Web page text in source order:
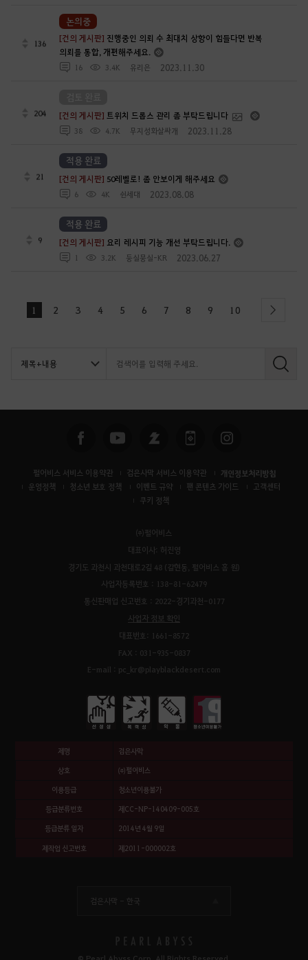
136
[건의 게시판] 진행중인 의뢰 수 최대치 상향이 힘들다면 반복
의뢰를 통합, 개편해주세요.
16 3.4K 유리은 2023.11.30
논의중
204 [건의 게시판] 트위치 드롭스 관리 좀 부탁드립니다
38 4.7K 무지성화살싸개 2023.11.28
21 [건의 게시판] 50레벨로! 좀 안보이게 해주세요
6 4K 쉰세대 2023.08.08
적용 완료
9 [건의 게시판] 요리 레시피 기능 개선 부탁드립니다.
1 3.2K 둥실뭉실-KR 2023.06.27
적용 완료
1 2 3 4 5 6 7 8 9 10 next
검
펄어비스 서비스 이용약관 검은사막 서비스 이용약관 개인정보처리방침
운영정책 청소년 보호 정책 이벤트 규약 팬 콘텐츠 가이드
고객센터
쿠키 정책
㈜펄어비스
대표이사: 허진영
경기도 과천시 과천대로2길 48 (갈현동, 펄어비스 홈 원)
사업자등록번호 : 138-81-62479
통신판매업 신고번호 : 2022-경기과천-0177
사업자 정보 확인
대표번호: 1661-8572
FAX : 031-935-0837
E-mail : pc_kr@playblackdesert.com
제명 검은사막
상호 ㈜펄어비스
이용등급 청소년이용불가
등급분류번호 제CC-NP-140409-005호
등급분류 일자 2014년 4월 9일
제작업 신고번호 제2011-000002호
검은사막 - 한국
© Pearl Abyss Corp. All Rights Reserved.